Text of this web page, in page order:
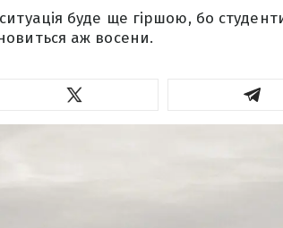
буде ще гіршою, бо
аж восени.